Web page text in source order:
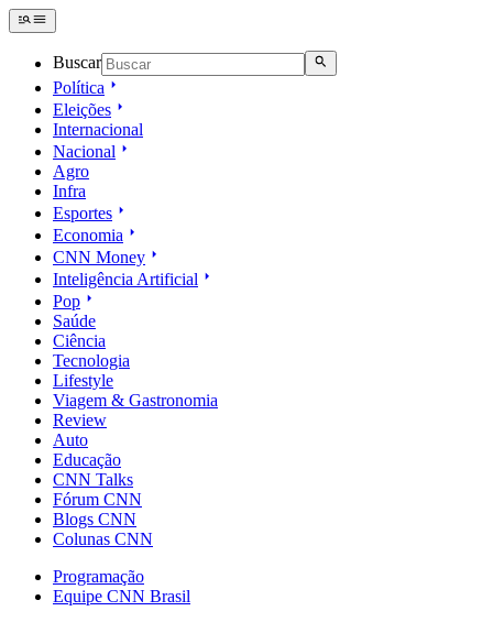
Buscar
Política
Eleições
Internacional
Nacional
Agro
Infra
Esportes
Economia
CNN Money
Inteligência Artificial
Pop
Saúde
Ciência
Tecnologia
Lifestyle
Viagem & Gastronomia
Review
Auto
Educação
CNN Talks
Fórum CNN
Blogs CNN
Colunas CNN
Programação
Equipe CNN Brasil